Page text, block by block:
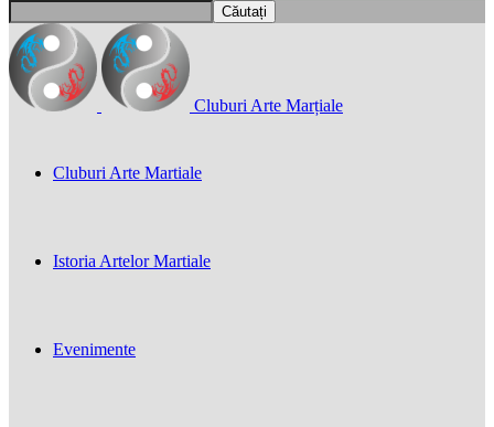
Cluburi Arte Marțiale
Cluburi Arte Martiale
Istoria Artelor Martiale
Evenimente